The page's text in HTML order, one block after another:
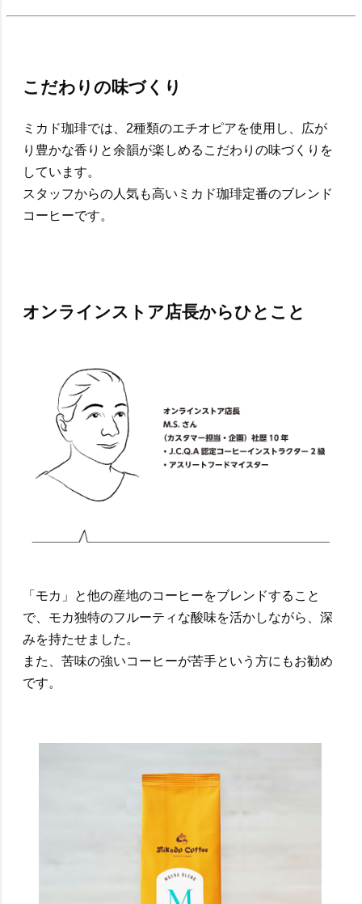
こだわりの味づくり
ミカド珈琲では、2種類のエチオピアを使用し、広が
り豊かな香りと余韻が楽しめるこだわりの味づくりを
しています。
スタッフからの人気も高いミカド珈琲定番のブレンド
コーヒーです。
オンラインストア店長からひとこと
「モカ」と他の産地のコーヒーをブレンドすること
で、モカ独特のフルーティな酸味を活かしながら、深
みを持たせました。
また、苦味の強いコーヒーが苦手という方にもお勧め
です。